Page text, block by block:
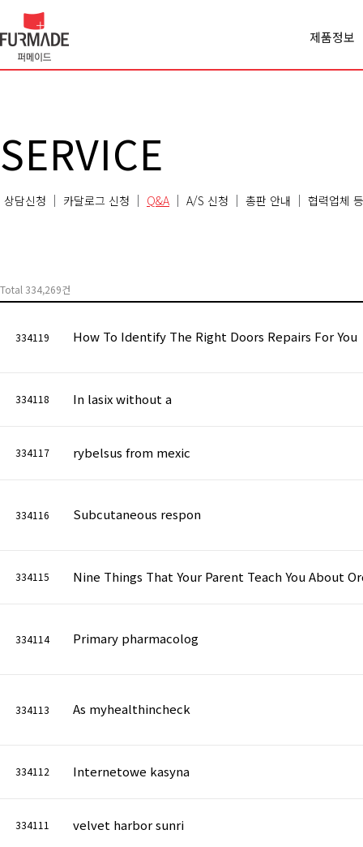
제품정보
Office
SERVICE
상담신청 카달로그 신청 Q&A A/S 신청 총판 안내 협력업체
Total 334,269건
334119 How To Identify The Right Doors Repairs For You
334118 In lasix without a
334117 rybelsus from mexic
334116 Subcutaneous respon
334115 Nine Things That Your Parent Teach You About
334114 Primary pharmacolog
334113 As myhealthincheck
334112 Internetowe kasyna
334111 velvet harbor sunri